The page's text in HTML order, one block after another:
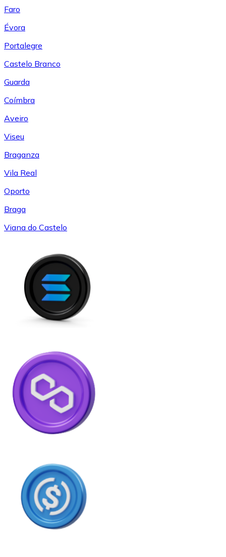
Faro
Évora
Portalegre
Castelo Branco
Guarda
Coímbra
Aveiro
Viseu
Braganza
Vila Real
Oporto
Braga
Viana do Castelo